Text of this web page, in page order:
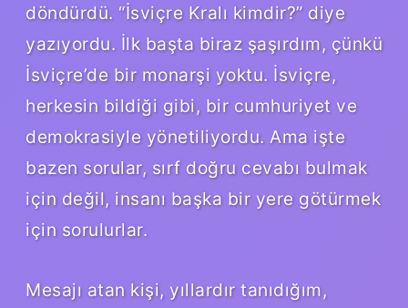
döndürdü. “İsviçre Kralı kimdir?” diye
yazıyordu. İlk başta biraz şaşırdım, çünkü
İsviçre’de bir monarşi yoktu. İsviçre,
herkesin bildiği gibi, bir cumhuriyet ve
demokrasiyle yönetiliyordu. Ama işte
bazen sorular, sırf doğru cevabı bulmak
için değil, insanı başka bir yere götürmek
için sorulurlar.
Mesajı atan kişi, yıllardır tanıdığım,